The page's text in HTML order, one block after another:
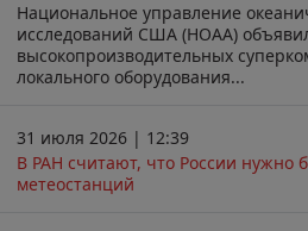
Национальное управление
исследований США (НОАА)
высокопроизводительных
локального оборудования...
31 июля 2026 | 12:39
В РАН считают, что России нужно
метеостанций